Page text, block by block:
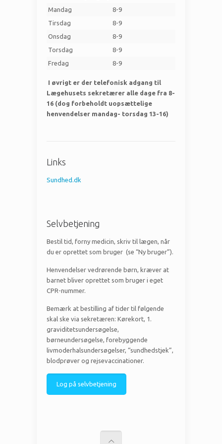
Mandag
8-9
Tirsdag
8-9
Onsdag
8-9
Torsdag
8-9
Fredag
8-9
I øvrigt er der telefonisk adgang til
Lægehusets sekretærer alle dage fra 8-
16 (dog forbeholdt uopsættelige
henvendelser mandag- torsdag 13-16)
Links
Sundhed.dk
Selvbetjening
Bestil tid, forny medicin, skriv til lægen, når
du er oprettet som bruger (se “Ny bruger”).
Henvendelser vedrørende børn, kræver at
barnet bliver oprettet som bruger i eget
CPR-nummer.
Bemærk at bestilling af tider til følgende
skal ske via sekretæren: Kørekort, 1.
graviditetsundersøgelse,
børneundersøgelse, forebyggende
livmoderhalsundersøgelser, “sundhedstjek”,
blodprøver og rejsevaccinationer.
Log på selvbetjening